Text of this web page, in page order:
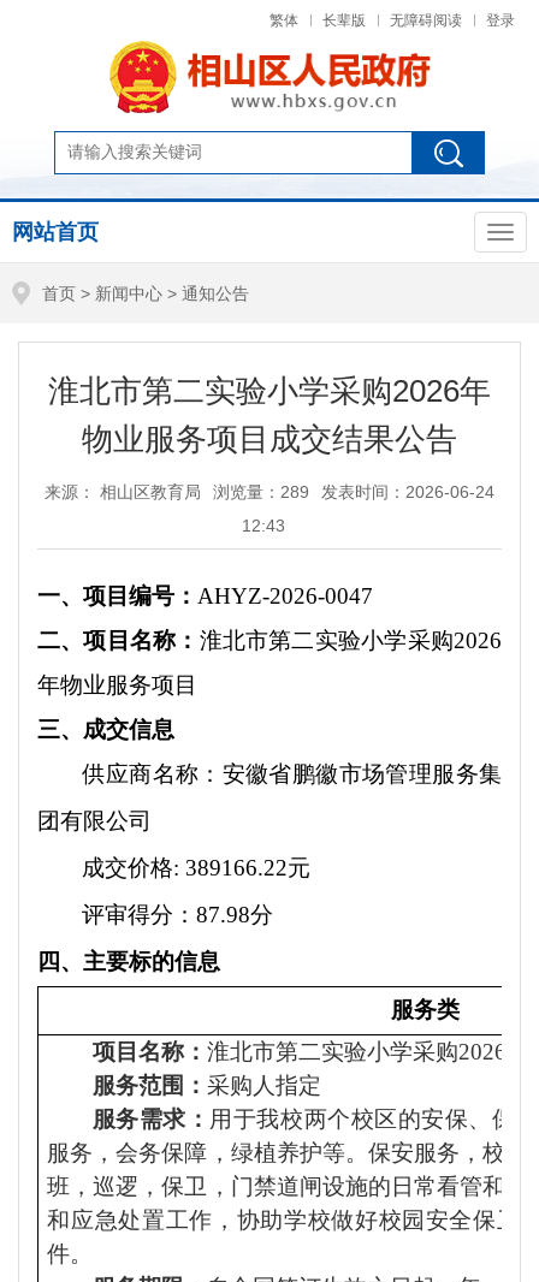
繁体 长辈版 无障碍阅读 登录
网站首页
首页 > 新闻中心 > 通知公告
淮北市第二实验小学采购2026年
物业服务项目成交结果公告
来源： 相山区教育局 浏览量： 289
发表时间：2026-06-24
12:43
一、 项目编号： AHYZ-2026-0047
二、项目名称： 淮北市第二实验小学采购2026
年物业服务项目
三、 成交信息
供应商名称： 安徽省鹏徽市场管理服务集
团有限公司
成交价格: 389166.22元
评审得分：87.98分
四、主要标的信息
服务类
项目名称： 淮北市第二实验小学采购2026年
服务范围： 采购人指定
服务需求： 用于我校两个校区的安保、保
服务，会务保障，绿植养护等。保安服务，校
班，巡逻，保卫，门禁道闸设施的日常看管和
和应急处置工作，协助学校做好校园安全保卫
件。